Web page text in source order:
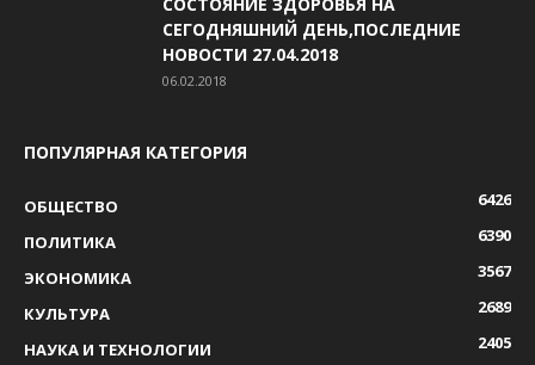
СЕГОДНЯШНИЙ ДЕНЬ,ПОСЛЕДНИЕ
НОВОСТИ 27.04.2018
06.02.2018
ПОПУЛЯРНАЯ КАТЕГОРИЯ
ОБЩЕСТВО
6426
ПОЛИТИКА
6390
ЭКОНОМИКА
3567
КУЛЬТУРА
2689
НАУКА И ТЕХНОЛОГИИ
2405